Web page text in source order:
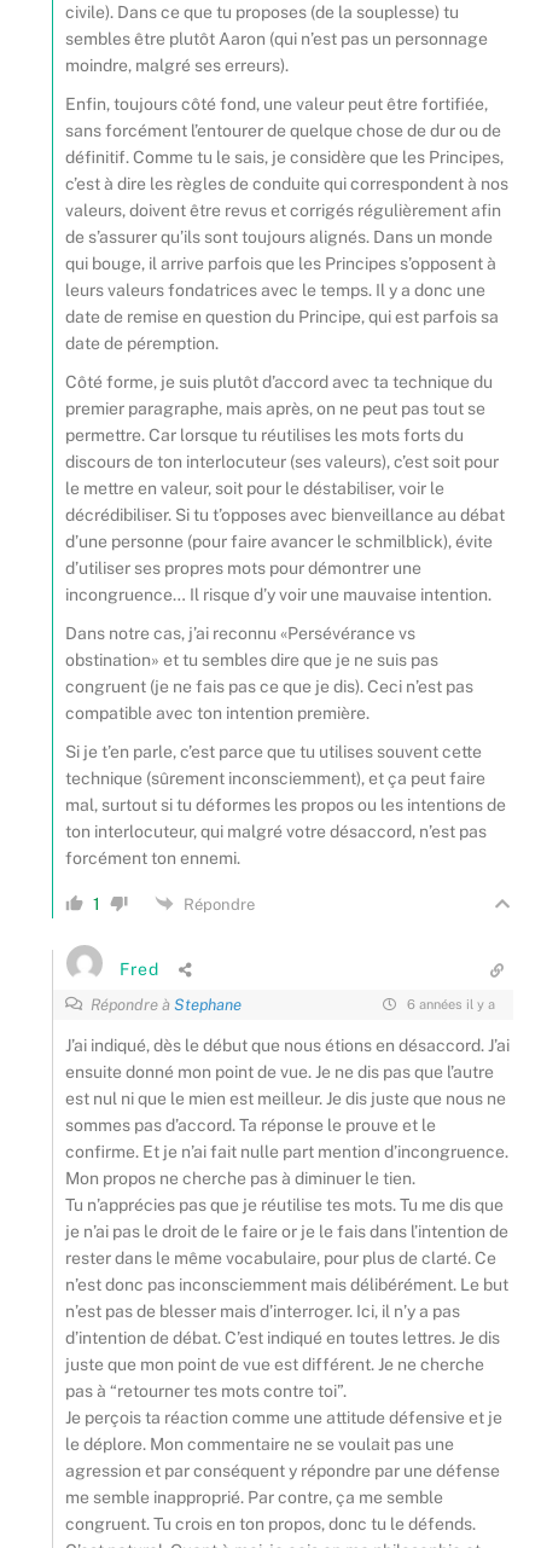
civile). Dans ce que tu proposes (de la souplesse) tu
sembles être plutôt Aaron (qui n’est pas un personnage
moindre, malgré ses erreurs).
Enfin, toujours côté fond, une valeur peut être fortifiée,
sans forcément l’entourer de quelque chose de dur ou de
définitif. Comme tu le sais, je considère que les Principes,
c’est à dire les règles de conduite qui correspondent à nos
valeurs, doivent être revus et corrigés régulièrement afin
de s’assurer qu’ils sont toujours alignés. Dans un monde
qui bouge, il arrive parfois que les Principes s’opposent à
leurs valeurs fondatrices avec le temps. Il y a donc une
date de remise en question du Principe, qui est parfois sa
date de péremption.
Côté forme, je suis plutôt d’accord avec ta technique du
premier paragraphe, mais après, on ne peut pas tout se
permettre. Car lorsque tu réutilises les mots forts du
discours de ton interlocuteur (ses valeurs), c’est soit pour
le mettre en valeur, soit pour le déstabiliser, voir le
décrédibiliser. Si tu t’opposes avec bienveillance au débat
d’une personne (pour faire avancer le schmilblick), évite
d’utiliser ses propres mots pour démontrer une
incongruence… Il risque d’y voir une mauvaise intention.
Dans notre cas, j’ai reconnu «Persévérance vs
obstination» et tu sembles dire que je ne suis pas
congruent (je ne fais pas ce que je dis). Ceci n’est pas
compatible avec ton intention première.
Si je t’en parle, c’est parce que tu utilises souvent cette
technique (sûrement inconsciemment), et ça peut faire
mal, surtout si tu déformes les propos ou les intentions de
ton interlocuteur, qui malgré votre désaccord, n’est pas
forcément ton ennemi.
1 Répondre
Fred
Répondre àStephane 6 années il y a
J’ai indiqué, dès le début que nous étions en désaccord. J’ai
ensuite donné mon point de vue. Je ne dis pas que l’autre
est nul ni que le mien est meilleur. Je dis juste que nous ne
sommes pas d’accord. Ta réponse le prouve et le
confirme. Et je n’ai fait nulle part mention d’incongruence.
Mon propos ne cherche pas à diminuer le tien.
Tu n’apprécies pas que je réutilise tes mots. Tu me dis que
je n’ai pas le droit de le faire or je le fais dans l’intention de
rester dans le même vocabulaire, pour plus de clarté. Ce
n’est donc pas inconsciemment mais délibérément. Le but
n’est pas de blesser mais d’interroger. Ici, il n’y a pas
d’intention de débat. C’est indiqué en toutes lettres. Je dis
juste que mon point de vue est différent. Je ne cherche
pas à “retourner tes mots contre toi”.
Je perçois ta réaction comme une attitude défensive et je
le déplore. Mon commentaire ne se voulait pas une
agression et par conséquent y répondre par une défense
me semble inapproprié. Par contre, ça me semble
congruent. Tu crois en ton propos, donc tu le défends.